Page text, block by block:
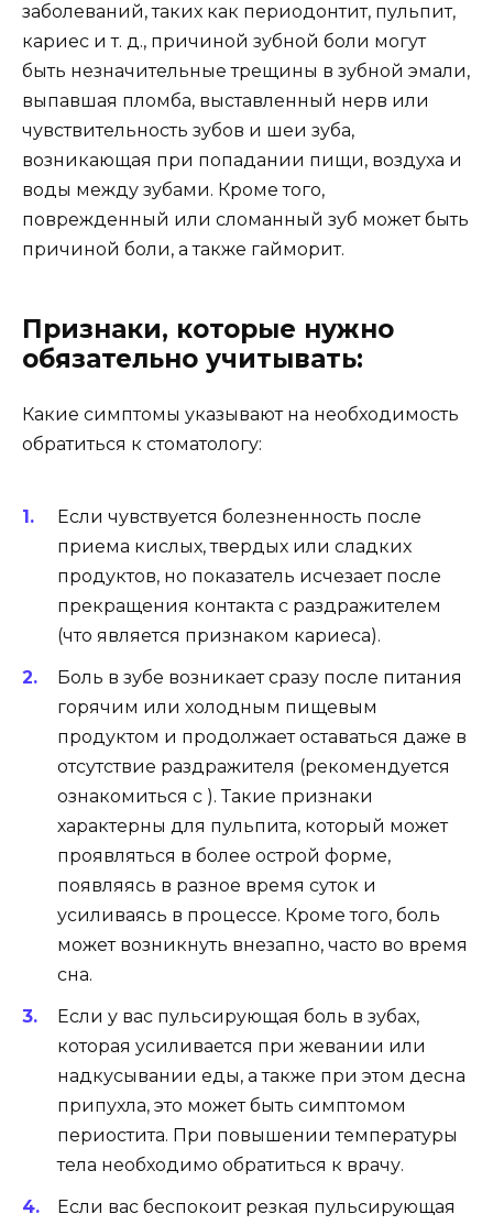
заболеваний, таких как периодонтит, пульпит,
кариес и т. д., причиной зубной боли могут
быть незначительные трещины в зубной эмали,
выпавшая пломба, выставленный нерв или
чувствительность зубов и шеи зуба,
возникающая при попадании пищи, воздуха и
воды между зубами. Кроме того,
поврежденный или сломанный зуб может быть
причиной боли, а также гайморит.
Признаки, которые нужно
обязательно учитывать:
Какие симптомы указывают на необходимость
обратиться к стоматологу:
Если чувствуется болезненность после
приема кислых, твердых или сладких
продуктов, но показатель исчезает после
прекращения контакта с раздражителем
(что является признаком кариеса).
Боль в зубе возникает сразу после питания
горячим или холодным пищевым
продуктом и продолжает оставаться даже в
отсутствие раздражителя (рекомендуется
ознакомиться с ). Такие признаки
характерны для пульпита, который может
проявляться в более острой форме,
появляясь в разное время суток и
усиливаясь в процессе. Кроме того, боль
может возникнуть внезапно, часто во время
сна.
Если у вас пульсирующая боль в зубах,
которая усиливается при жевании или
надкусывании еды, а также при этом десна
припухла, это может быть симптомом
периостита. При повышении температуры
тела необходимо обратиться к врачу.
Если вас беспокоит резкая пульсирующая